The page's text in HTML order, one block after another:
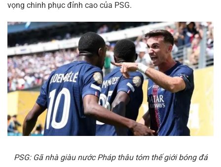
vọng chinh phục đỉnh cao của PSG.
PSG: Gã nhà giàu nước Pháp thâu tóm thế giới bóng đá